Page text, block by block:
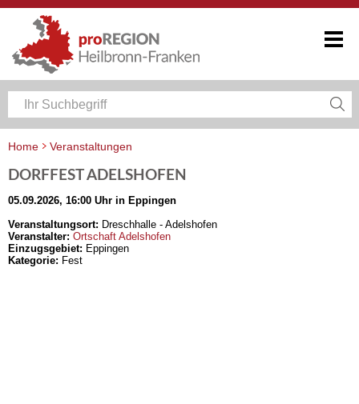
Home
Veranstaltungen
DORFFEST ADELSHOFEN
05.09.2026, 16:00 Uhr in Eppingen
Veranstaltungsort: Dreschhalle - Adelshofen
Veranstalter: Ortschaft Adelshofen
Einzugsgebiet: Eppingen
Kategorie: Fest